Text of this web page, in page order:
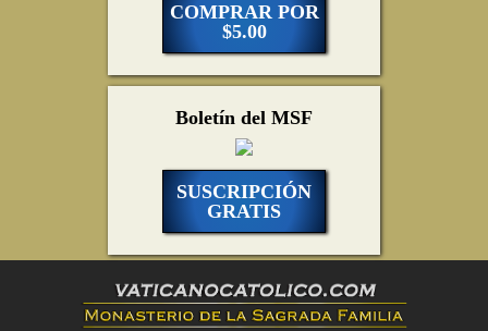
COMPRAR POR
$5.00
Boletín del MSF
SUSCRIPCIÓN
GRATIS